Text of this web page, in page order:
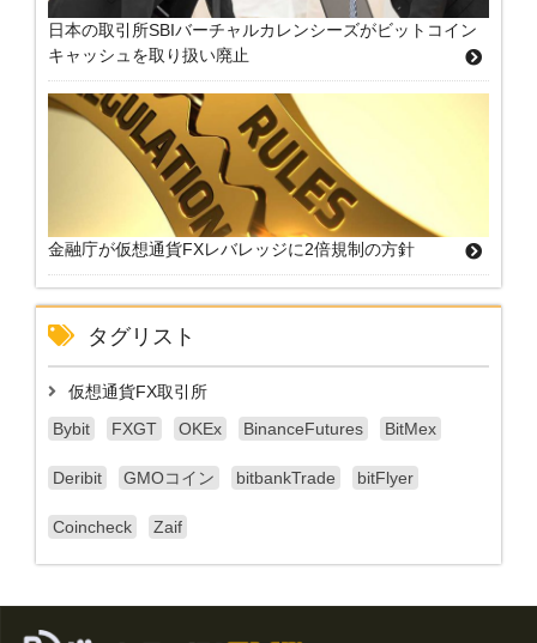
日本の取引所SBIバーチャルカレンシーズがビットコイン
キャッシュを取り扱い廃止
金融庁が仮想通貨FXレバレッジに2倍規制の方針
タグリスト
仮想通貨FX取引所
Bybit
FXGT OKEx BinanceFutures BitMex
Deribit GMOコイン bitbankTrade bitFlyer
Coincheck Zaif